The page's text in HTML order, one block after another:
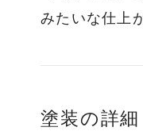
みたいな仕上
塗装の詳細